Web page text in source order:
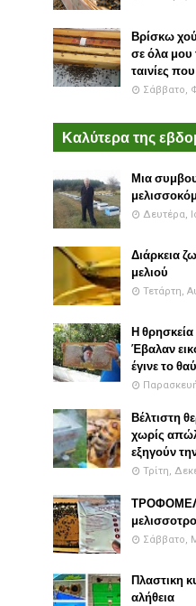
Βρίσκω
σε όλα μου
ταινίες
Σάββατο,
Καλύτερα της
Μια
Δευτέρα,
Διάρκεια
μελιού
Τετάρτη,
Η θρησκεία
Έβαλαν
έγινε το
Βέλτιστη
χωρίς
εξηγούν
Τρίτη,
Σάββατο,
Πλαστικη
αλήθεια